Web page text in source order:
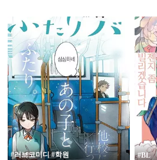
#러브코미디 #학원
19
#BL